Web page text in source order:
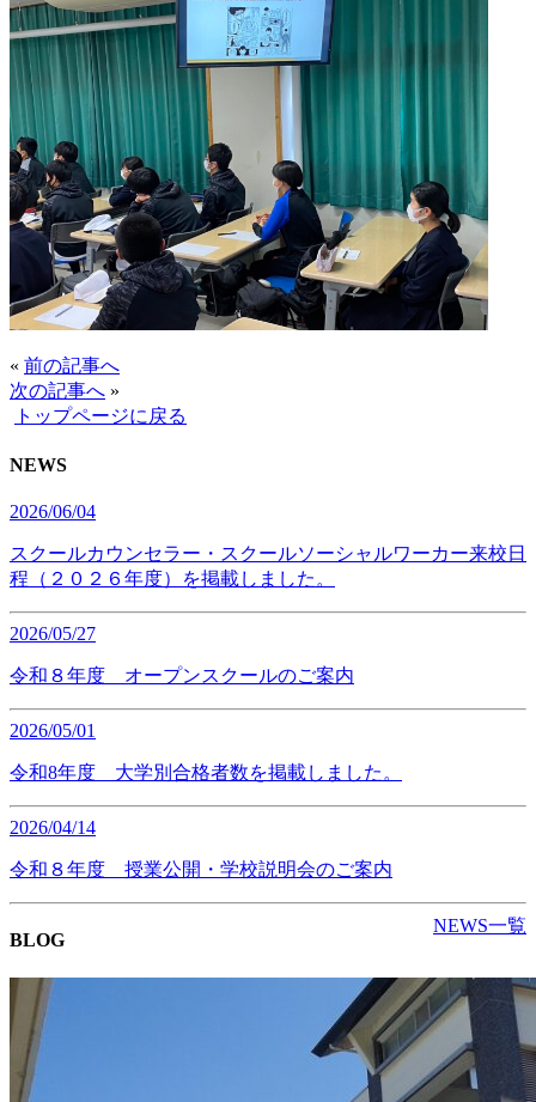
« 前の記事へ
次の記事へ »
トップページに戻る
NEWS
2026/06/04
スクールカウンセラー・スクールソーシャルワーカー来校日
程（２０２６年度）を掲載しました。
2026/05/27
令和８年度 オープンスクールのご案内
2026/05/01
令和8年度 大学別合格者数を掲載しました。
2026/04/14
令和８年度 授業公開・学校説明会のご案内
NEWS一覧
BLOG